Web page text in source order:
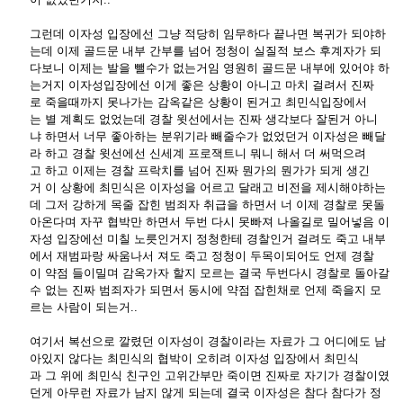
그런데 이자성 입장에선 그냥 적당히 임무하다 끝나면 복귀가 되야하
는데 이제 골드문 내부 간부를 넘어 정청이 실질적 보스 후계자가 되
다보니 이제는 발을 뺄수가 없는거임 영원히 골드문 내부에 있어야 하
는거지 이자성입장에선 이게 좋은 상황이 아니고 마치 걸려서 진짜
로 죽을때까지 못나가는 감옥같은 상황이 된거고 최민식입장에서
는 별 계획도 없었는데 경찰 윗선에서는 진짜 생각보다 잘된거 아니
냐 하면서 너무 좋아하는 분위기라 빼줄수가 없었던거 이자성은 빼달
라 하고 경찰 윗선에선 신세계 프로잭트니 뭐니 해서 더 써먹으려
고 하고 이제는 경찰 프락치를 넘어 진짜 뭔가의 뭔가가 되게 생긴
거 이 상황에 최민식은 이자성을 어르고 달래고 비전을 제시해야하는
데 그저 강하게 목줄 잡힌 범죄자 취급을 하면서 너 이제 경찰로 못돌
아온다며 자꾸 협박만 하면서 두번 다시 못빠져 나올길로 밀어넣음 이
자성 입장에선 미칠 노릇인거지 정청한테 경찰인거 걸려도 죽고 내부
에서 재범파랑 싸움나서 져도 죽고 정청이 두목이되어도 언제 경찰
이 약점 들이밀며 감옥가자 할지 모르는 결국 두번다시 경찰로 돌아갈
수 없는 진짜 범죄자가 되면서 동시에 약점 잡힌채로 언제 죽을지 모
르는 사람이 되는거..
여기서 복선으로 깔렸던 이자성이 경찰이라는 자료가 그 어디에도 남
아있지 않다는 최민식의 협박이 오히려 이자성 입장에서 최민식
과 그 위에 최민식 친구인 고위간부만 죽이면 진짜로 자기가 경찰이였
던게 아무런 자료가 남지 않게 되는데 결국 이자성은 참다 참다가 정